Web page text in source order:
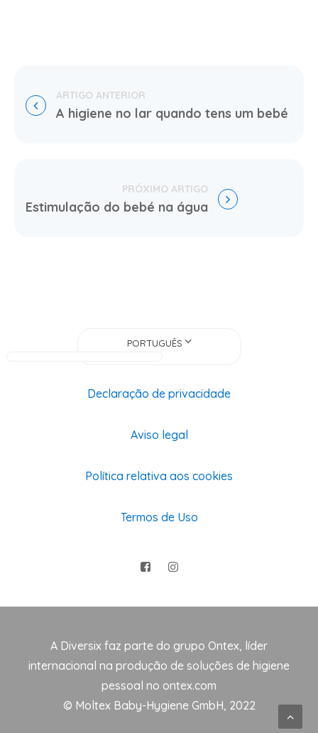
A higiene no lar quando tens um bebé
Estimulação do bebé na água
PORTUGUÊS
Declaração de privacidade
Aviso legal
Política relativa aos cookies
Termos de Uso
A Diversix faz parte do grupo Ontex, líder
internacional na produção de soluções de higiene
pessoal no ontex.com
© Moltex Baby-Hygiene GmbH, 2022